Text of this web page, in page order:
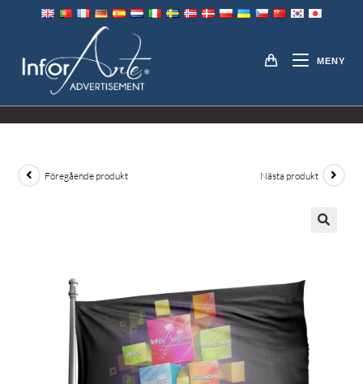
MENY
SYNTETISKA TYGER &
FLAGGOR
Föregående produkt Nästa produkt